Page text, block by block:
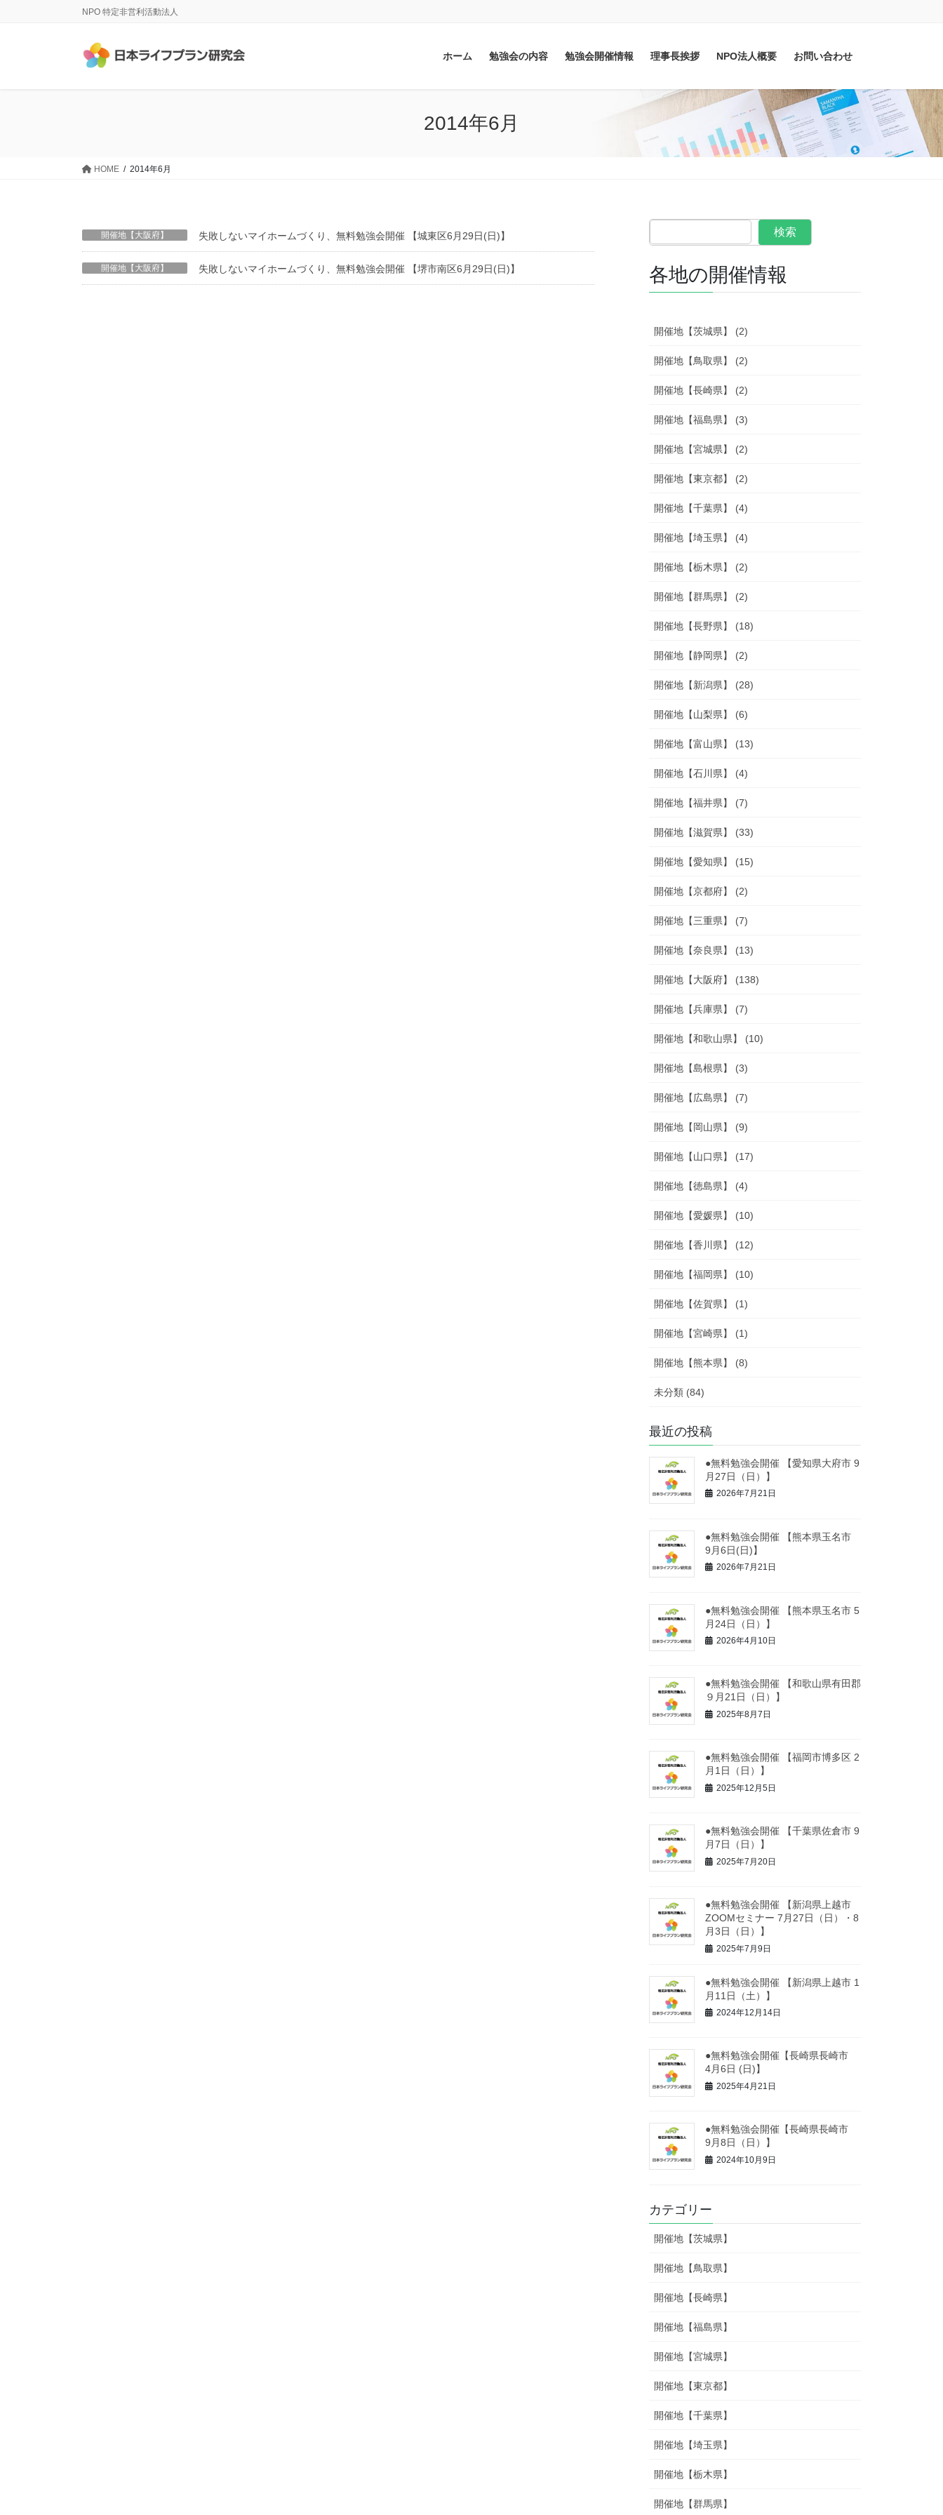
NPO 特定非営利活動法人
ホーム 勉強会の内容 勉強会開催情報 理事長挨拶 NPO法人概要 お問い合わせ
2014年6月
HOME 2014年6月
開催地【大阪府】 失敗しないマイホームづくり、無料勉強会開催 【城東区6月29日(日)】
開催地【大阪府】 失敗しないマイホームづくり、無料勉強会開催 【堺市南区6月29日(日)】
検索
各地の開催情報
開催地【茨城県】 (2)
開催地【鳥取県】 (2)
開催地【長崎県】 (2)
開催地【福島県】 (3)
開催地【宮城県】 (2)
開催地【東京都】 (2)
開催地【千葉県】 (4)
開催地【埼玉県】 (4)
開催地【栃木県】 (2)
開催地【群馬県】 (2)
開催地【長野県】 (18)
開催地【静岡県】 (2)
開催地【新潟県】 (28)
開催地【山梨県】 (6)
開催地【富山県】 (13)
開催地【石川県】 (4)
開催地【福井県】 (7)
開催地【滋賀県】 (33)
開催地【愛知県】 (15)
開催地【京都府】 (2)
開催地【三重県】 (7)
開催地【奈良県】 (13)
開催地【大阪府】 (138)
開催地【兵庫県】 (7)
開催地【和歌山県】 (10)
開催地【島根県】 (3)
開催地【広島県】 (7)
開催地【岡山県】 (9)
開催地【山口県】 (17)
開催地【徳島県】 (4)
開催地【愛媛県】 (10)
開催地【香川県】 (12)
開催地【福岡県】 (10)
開催地【佐賀県】 (1)
開催地【宮崎県】 (1)
開催地【熊本県】 (8)
未分類 (84)
最近の投稿
●無料勉強会開催 【愛知県大府市 9
月27日（日）】
2026年7月21日
●無料勉強会開催 【熊本県玉名市
9月6日(日)】
2026年7月21日
●無料勉強会開催 【熊本県玉名市 5
月24日（日）】
2026年4月10日
●無料勉強会開催 【和歌山県有田郡
９月21日（日）】
2025年8月7日
●無料勉強会開催 【福岡市博多区 2
月1日（日）】
2025年12月5日
●無料勉強会開催 【千葉県佐倉市 9
月7日（日）】
2025年7月20日
●無料勉強会開催 【新潟県上越市
ZOOMセミナー 7月27日（日）・8
月3日（日）】
2025年7月9日
●無料勉強会開催 【新潟県上越市 1
月11日（土）】
2024年12月14日
●無料勉強会開催【長崎県長崎市
4月6日 (日)】
2025年4月21日
●無料勉強会開催【長崎県長崎市
9月8日（日）】
2024年10月9日
カテゴリー
開催地【茨城県】
開催地【鳥取県】
開催地【長崎県】
開催地【福島県】
開催地【宮城県】
開催地【東京都】
開催地【千葉県】
開催地【埼玉県】
開催地【栃木県】
開催地【群馬県】